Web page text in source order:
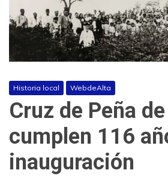
Historia local WebdeAlta
Cruz de Peña
cumplen 116
inauguración